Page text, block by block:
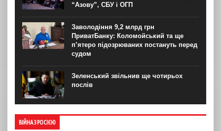
“Азову”, СБУ і ОГП
Заволодіння 9,2 млрд грн
ПриватБанку: Коломойський та ще
п’ятеро підозрюваних постануть перед
судом
Зеленський звільнив ще чотирьох
послів
ВІЙНА З РОСІЄЮ